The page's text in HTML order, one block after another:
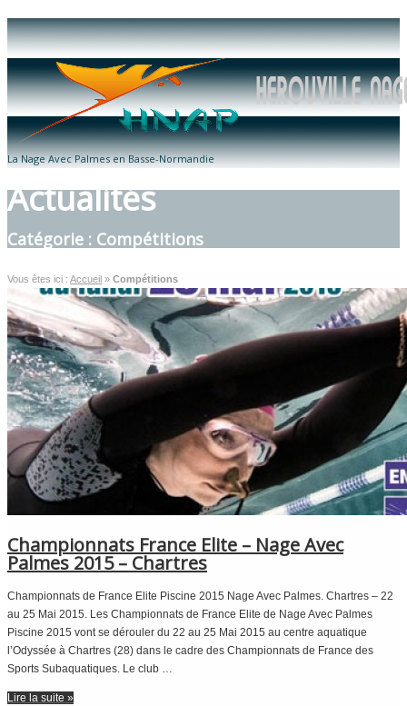
La Nage Avec Palmes en Basse-Normandie
Actualités
Catégorie : Compétitions
Vous êtes ici : Accueil » Compétitions
Championnats France Elite – Nage Avec
Palmes 2015 – Chartres
Championnats de France Elite Piscine 2015 Nage Avec Palmes. Chartres – 22
au 25 Mai 2015. Les Championnats de France Elite de Nage Avec Palmes
Piscine 2015 vont se dérouler du 22 au 25 Mai 2015 au centre aquatique
l’Odyssée à Chartres (28) dans le cadre des Championnats de France des
Sports Subaquatiques. Le club …
Lire la suite »